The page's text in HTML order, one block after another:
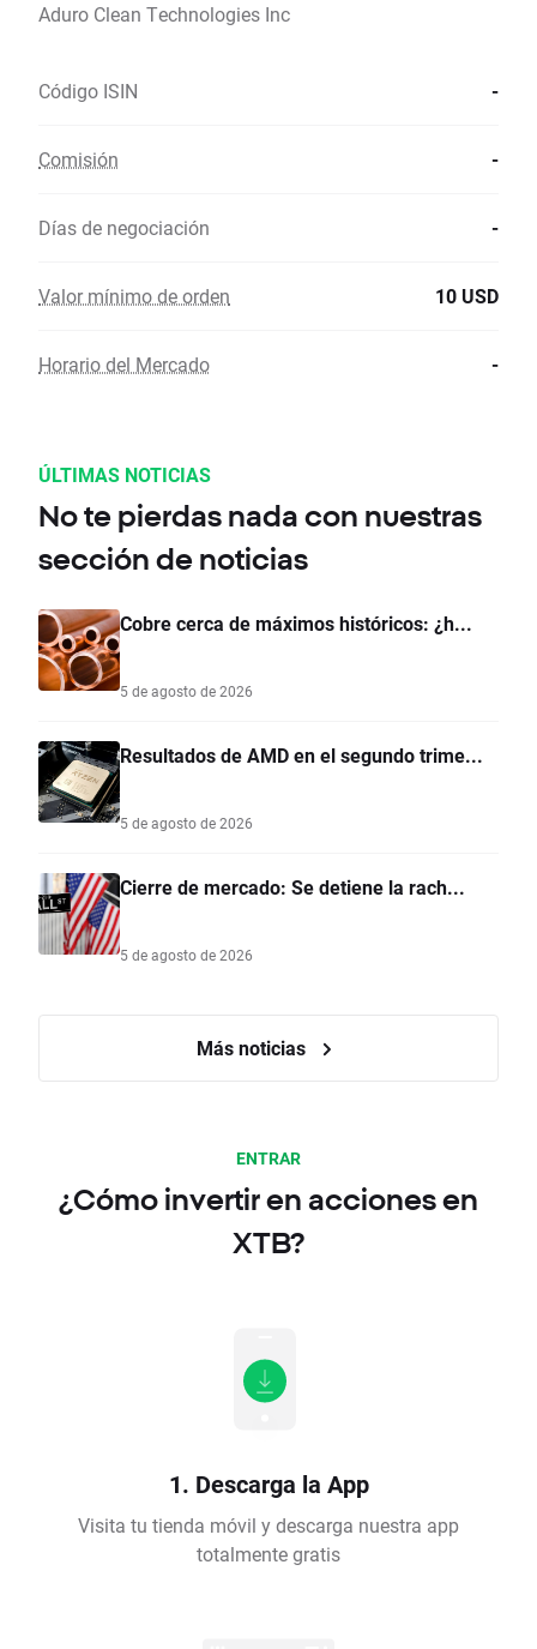
Aduro Clean Technologies Inc
Código ISIN -
Comisión -
Días de negociación -
Valor mínimo de orden 10 USD
Horario del Mercado -
ÚLTIMAS NOTICIAS
No te pierdas nada con nuestras
sección de noticias
Cobre cerca de máximos históricos: ¿h...
5 de agosto de 2026
Resultados de AMD en el segundo trime...
5 de agosto de 2026
Cierre de mercado: Se detiene la rach...
5 de agosto de 2026
Más noticias
ENTRAR
¿Cómo invertir en acciones en
XTB?
1. Descarga la App
Visita tu tienda móvil y descarga nuestra app
totalmente gratis